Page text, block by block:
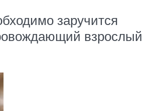
заручится
взрослый